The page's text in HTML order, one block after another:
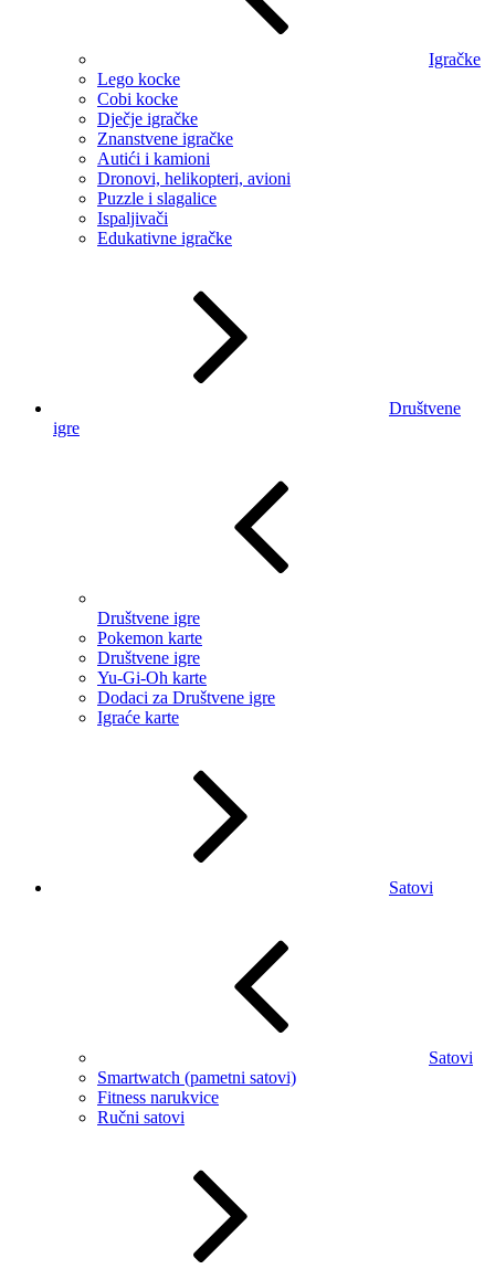
Igračke
Lego kocke
Cobi kocke
Dječje igračke
Znanstvene igračke
Autići i kamioni
Dronovi, helikopteri, avioni
Puzzle i slagalice
Ispaljivači
Edukativne igračke
Društvene
igre
Društvene igre
Pokemon karte
Društvene igre
Yu-Gi-Oh karte
Dodaci za Društvene igre
Igraće karte
Satovi
Satovi
Smartwatch (pametni satovi)
Fitness narukvice
Ručni satovi